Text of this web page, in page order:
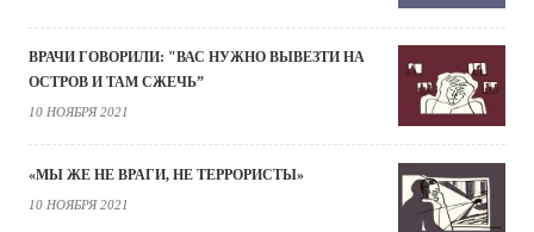
ВРАЧИ ГОВОРИЛИ: "ВАС НУЖНО ВЫВЕЗТИ НА
ОСТРОВ И ТАМ СЖЕЧЬ”
10 НОЯБРЯ 2021
«МЫ ЖЕ НЕ ВРАГИ, НЕ ТЕРРОРИСТЫ»
10 НОЯБРЯ 2021